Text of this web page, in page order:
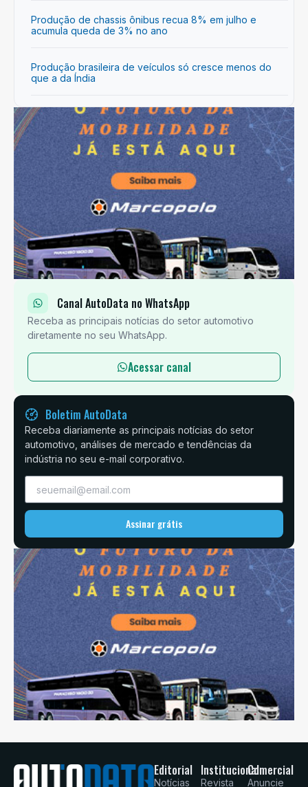
Produção de chassis ônibus recua 8% em julho e
acumula queda de 3% no ano
Produção brasileira de veículos só cresce menos do
que a da Índia
Canal AutoData no WhatsApp
Receba as principais notícias do setor automotivo
diretamente no seu WhatsApp.
Acessar canal
Boletim AutoData
Receba diariamente as principais notícias do setor
automotivo, análises de mercado e tendências da
indústria no seu e-mail corporativo.
Assinar grátis
Editorial
Notícias
Institucional
Revista
Comercial
Anuncie